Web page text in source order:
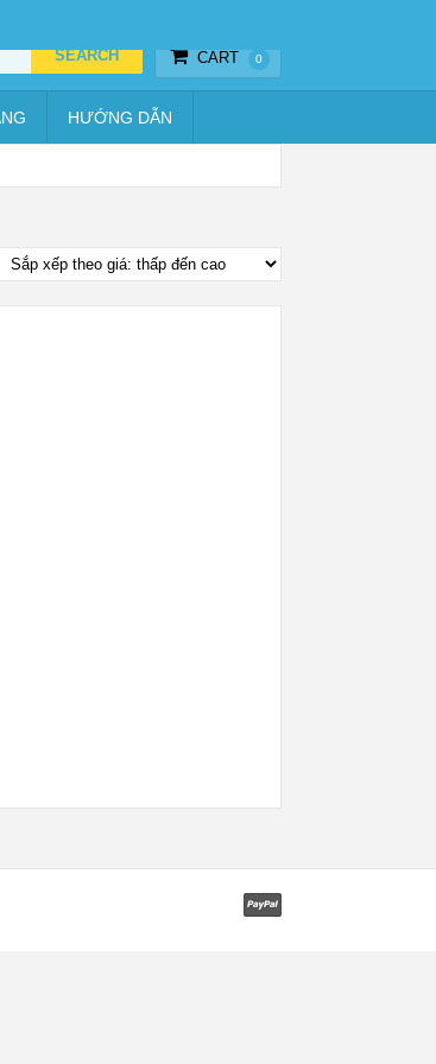
CART 0
HƯỚNG DẪN